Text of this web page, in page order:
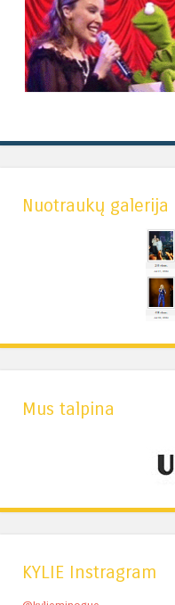
Nuotraukų galerija
Mus talpina
KYLIE Instragram